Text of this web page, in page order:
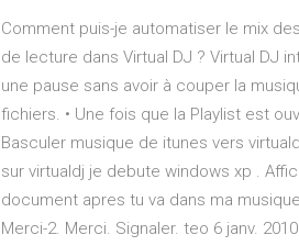
Comment puis-je automatiser le mix
de lecture dans Virtual DJ ? Virtual DJ
une pause sans avoir à couper la
fichiers. • Une fois que la Playlist est
Basculer musique de itunes vers
sur virtualdj je debute windows xp .
document apres tu va dans ma
Merci-2. Merci. Signaler. teo 6 janv.